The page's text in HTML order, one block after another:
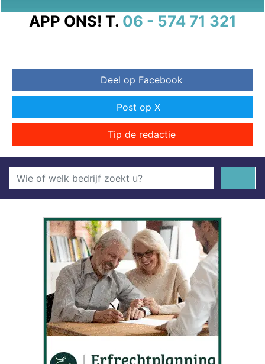
APP ONS! T. 06 - 574 71 321
Deel op Facebook
Post op X
Tip de redactie